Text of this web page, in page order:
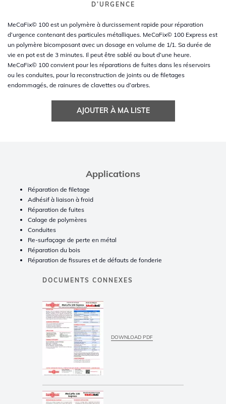
D’URGENCE
MeCaFix© 100 est un polymère à durcissement rapide pour réparation
d’urgence contenant des particules métalliques. MeCaFix© 100 Express est
un polymère bicomposant avec un dosage en volume de 1/1. Sa durée de
vie en pot est de 3 minutes. Il peut être sablé au bout d’une heure.
MeCaFix© 100 convient pour les réparations de fuites dans les réservoirs
ou les conduites, pour la reconstruction de joints ou de filetages
endommagés, de rainures de clavettes ou d’arbres.
AJOUTER À MA LISTE
Applications
Réparation de filetage
Adhésif à liaison à froid
Réparation de fuites
Calage de polymères
Conduites
Re-surfaçage de perte en métal
Réparation du bois
Réparation de fissures et de défauts de fonderie
DOCUMENTS CONNEXES
DOWNLOAD PDF